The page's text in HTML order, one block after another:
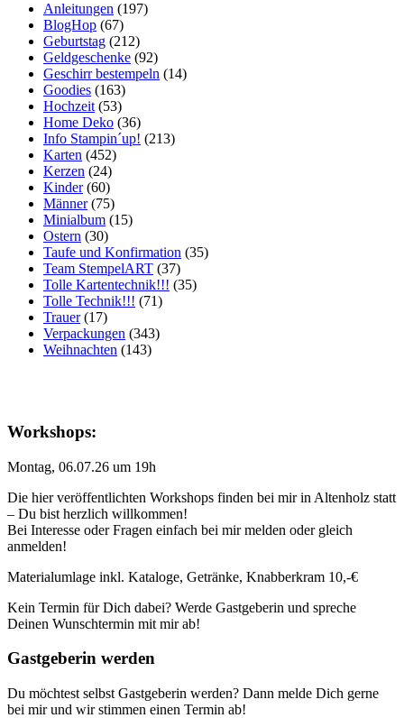
Anleitungen (197)
BlogHop (67)
Geburtstag (212)
Geldgeschenke (92)
Geschirr bestempeln (14)
Goodies (163)
Hochzeit (53)
Home Deko (36)
Info Stampin´up! (213)
Karten (452)
Kerzen (24)
Kinder(60)
Männer(75)
Minialbum (15)
Ostern (30)
Taufe und Konfirmation (35)
Team StempelART (37)
Tolle Kartentechnik!!! (35)
Tolle Technik!!! (71)
Trauer(17)
Verpackungen (343)
Weihnachten (143)
Workshops:
Montag, 06.07.26 um 19h
Die hier veröffentlichten Workshops finden bei mir in Altenholz statt
– Du bist herzlich willkommen!
Bei Interesse oder Fragen einfach bei mir melden oder gleich
anmelden!
Materialumlage inkl. Kataloge, Getränke, Knabberkram 10,-€
Kein Termin für Dich dabei? Werde Gastgeberin und spreche
Deinen Wunschtermin mit mir ab!
Gastgeberin werden
Du möchtest selbst Gastgeberin werden? Dann melde Dich gerne
bei mir und wir stimmen einen Termin ab!